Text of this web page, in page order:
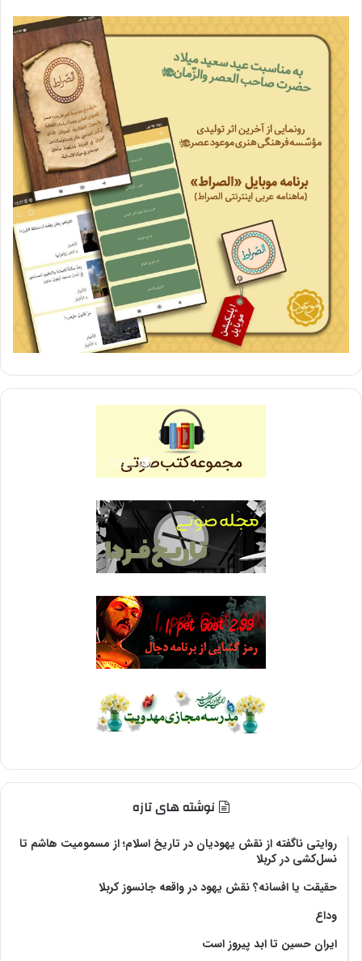
نوشته های تازه
روایتی ناگفته از نقش یهودیان در تاریخ اسلام؛ از مسمومیت هاشم تا
نسل‌کشی در کربلا
حقیقت یا افسانه؟‌ نقش یهود در واقعه جانسوز کربلا
وداع
ایران حسین تا ابد پیروز است